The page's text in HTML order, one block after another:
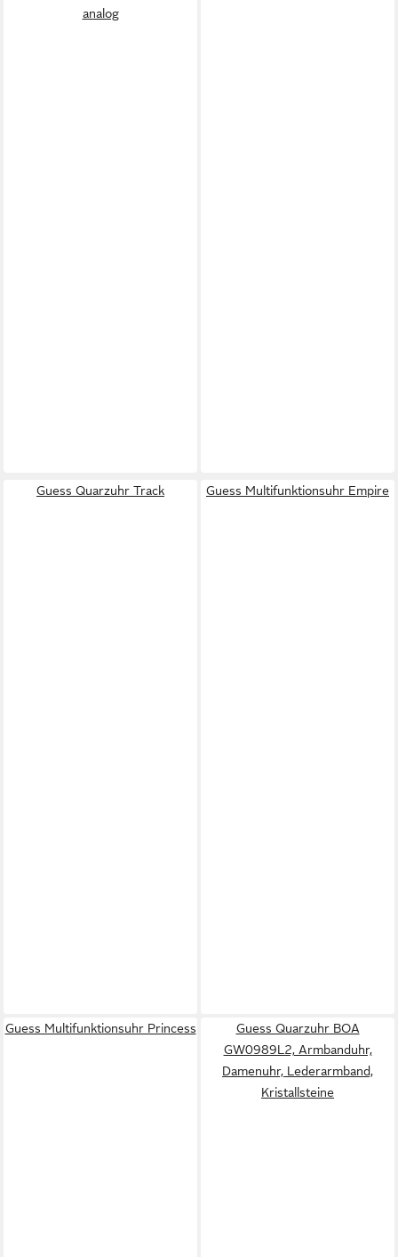
analog
Guess Quarzuhr Track Guess Multifunktionsuhr Empire
Guess Multifunktionsuhr Princess
Guess Quarzuhr BOA
GW0989L2, Armbanduhr,
Damenuhr, Lederarmband,
Kristallsteine